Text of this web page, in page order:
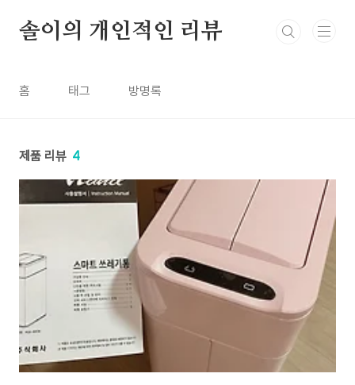
솔이의 개인적인 리뷰
홈 태그 방명록
제품 리뷰 4